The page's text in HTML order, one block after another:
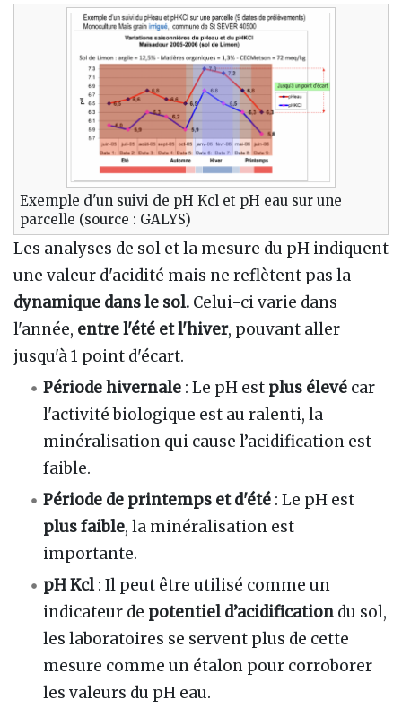
Exemple d'un suivi de pH Kcl et pH eau sur une
parcelle (source : GALYS)
Les analyses de sol et la mesure du pH indiquent
une valeur d'acidité mais ne reflètent pas la
dynamique dans le sol. Celui-ci varie dans
l'année, entre l'été et l'hiver, pouvant aller
jusqu'à 1 point d'écart.
Période hivernale : Le pH est plus élevé car
l'activité biologique est au ralenti, la
minéralisation qui cause l’acidification est
faible.
Période de printemps et d'été : Le pH est
plus faible, la minéralisation est
importante.
pH Kcl: Il peut être utilisé comme un
indicateur de potentiel d’acidification du sol,
les laboratoires se servent plus de cette
mesure comme un étalon pour corroborer
les valeurs du pH eau.